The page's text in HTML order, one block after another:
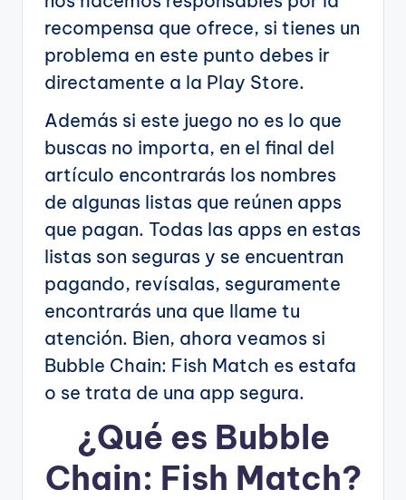
recompensa que ofrece, si tienes un
problema en este punto debes ir
directamente a la Play Store.
Además si este juego no es lo que
buscas no importa, en el final del
artículo encontrarás los nombres
de algunas listas que reúnen apps
que pagan. Todas las apps en estas
listas son seguras y se encuentran
pagando, revísalas, seguramente
encontrarás una que llame tu
atención. Bien, ahora veamos si
Bubble Chain: Fish Match es estafa
o se trata de una app segura.
¿Qué es Bubble
Chain: Fish Match?